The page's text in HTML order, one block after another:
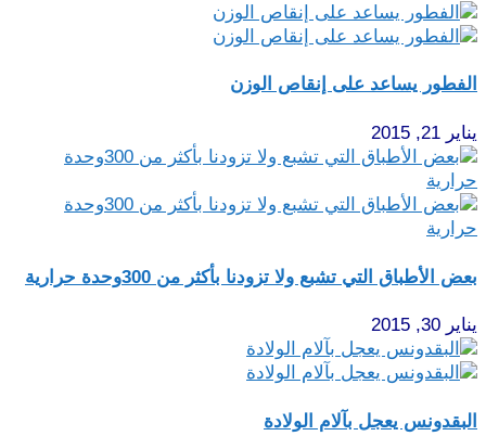
الفطور يساعد على إنقاص الوزن
يناير 21, 2015
بعض الأطباق التي تشبع ولا تزودنا بأكثر من 300وحدة حرارية
يناير 30, 2015
البقدونس يعجل بآلام الولادة